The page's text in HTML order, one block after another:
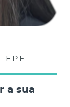
a sua